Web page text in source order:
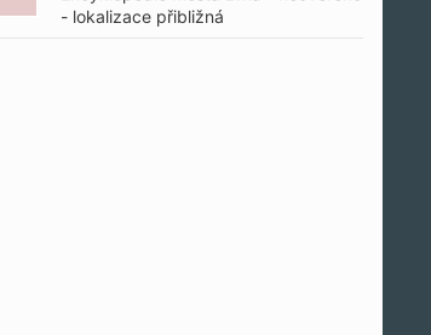
- lokalizace přibližná